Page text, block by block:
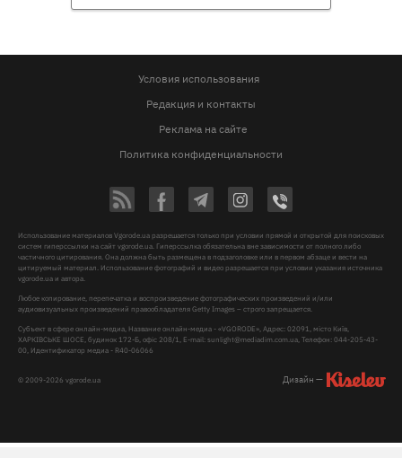
Условия использования
Редакция и контакты
Реклама на сайте
Политика конфиденциальности
© 2009-2026 vgorode.ua
Использование материалов Vgorode.ua разрешается только при условии прямой и открытой для поисковых
систем гиперссылки на сайт vgorode.ua. Гиперссылка обязательна вне зависимости от полного либо
частичного цитирования. Она должна быть размещена в подзаголовке или в первом абзаце и вести на
цитируемый материал. Использование фотографий и видео разрешается при условии указания источника
vgorode.ua и автора.
Любое копирование, перепечатка и воспроизведение фотографических произведений и/или
аудиовизуальных произведений правообладателя Getty Images – строго запрещается.
Субъект в сфере онлайн-медиа, Название онлайн-медиа - «VGORODE», Адрес: 02091, місто Київ,
ХАРКІВСЬКЕ ШОСЕ, будинок 172-Б, офіс 208/1, E-mail:sunlight@mediadim.com.ua , Телефон: 044-205-43-
00, Идентификатор медиа - R40-06066
Дизайн —